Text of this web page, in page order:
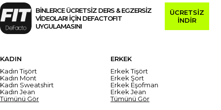
BİNLERCE ÜCRETSİZ DERS & EGZERSİZ
VİDEOLARI İÇİN DEFACTOFIT
UYGULAMASINI
ÜCRETSİZ
İNDİR
KADIN
Kadın Tişört
Kadın Mont
Kadın Sweatshirt
Kadın Jean
Tümünü Gör
ERKEK
Erkek Tişört
Erkek Şort
Erkek Eşofman
Erkek Jean
Tümünü Gör